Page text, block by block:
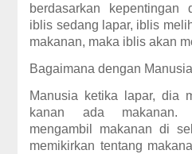
berdasarkan kepentingan
iblis sedang lapar, iblis
makanan, maka iblis akan
Bagaimana dengan
Manusia ketika lapar, dia
kanan ada makanan.
mengambil makanan di
memikirkan tentang